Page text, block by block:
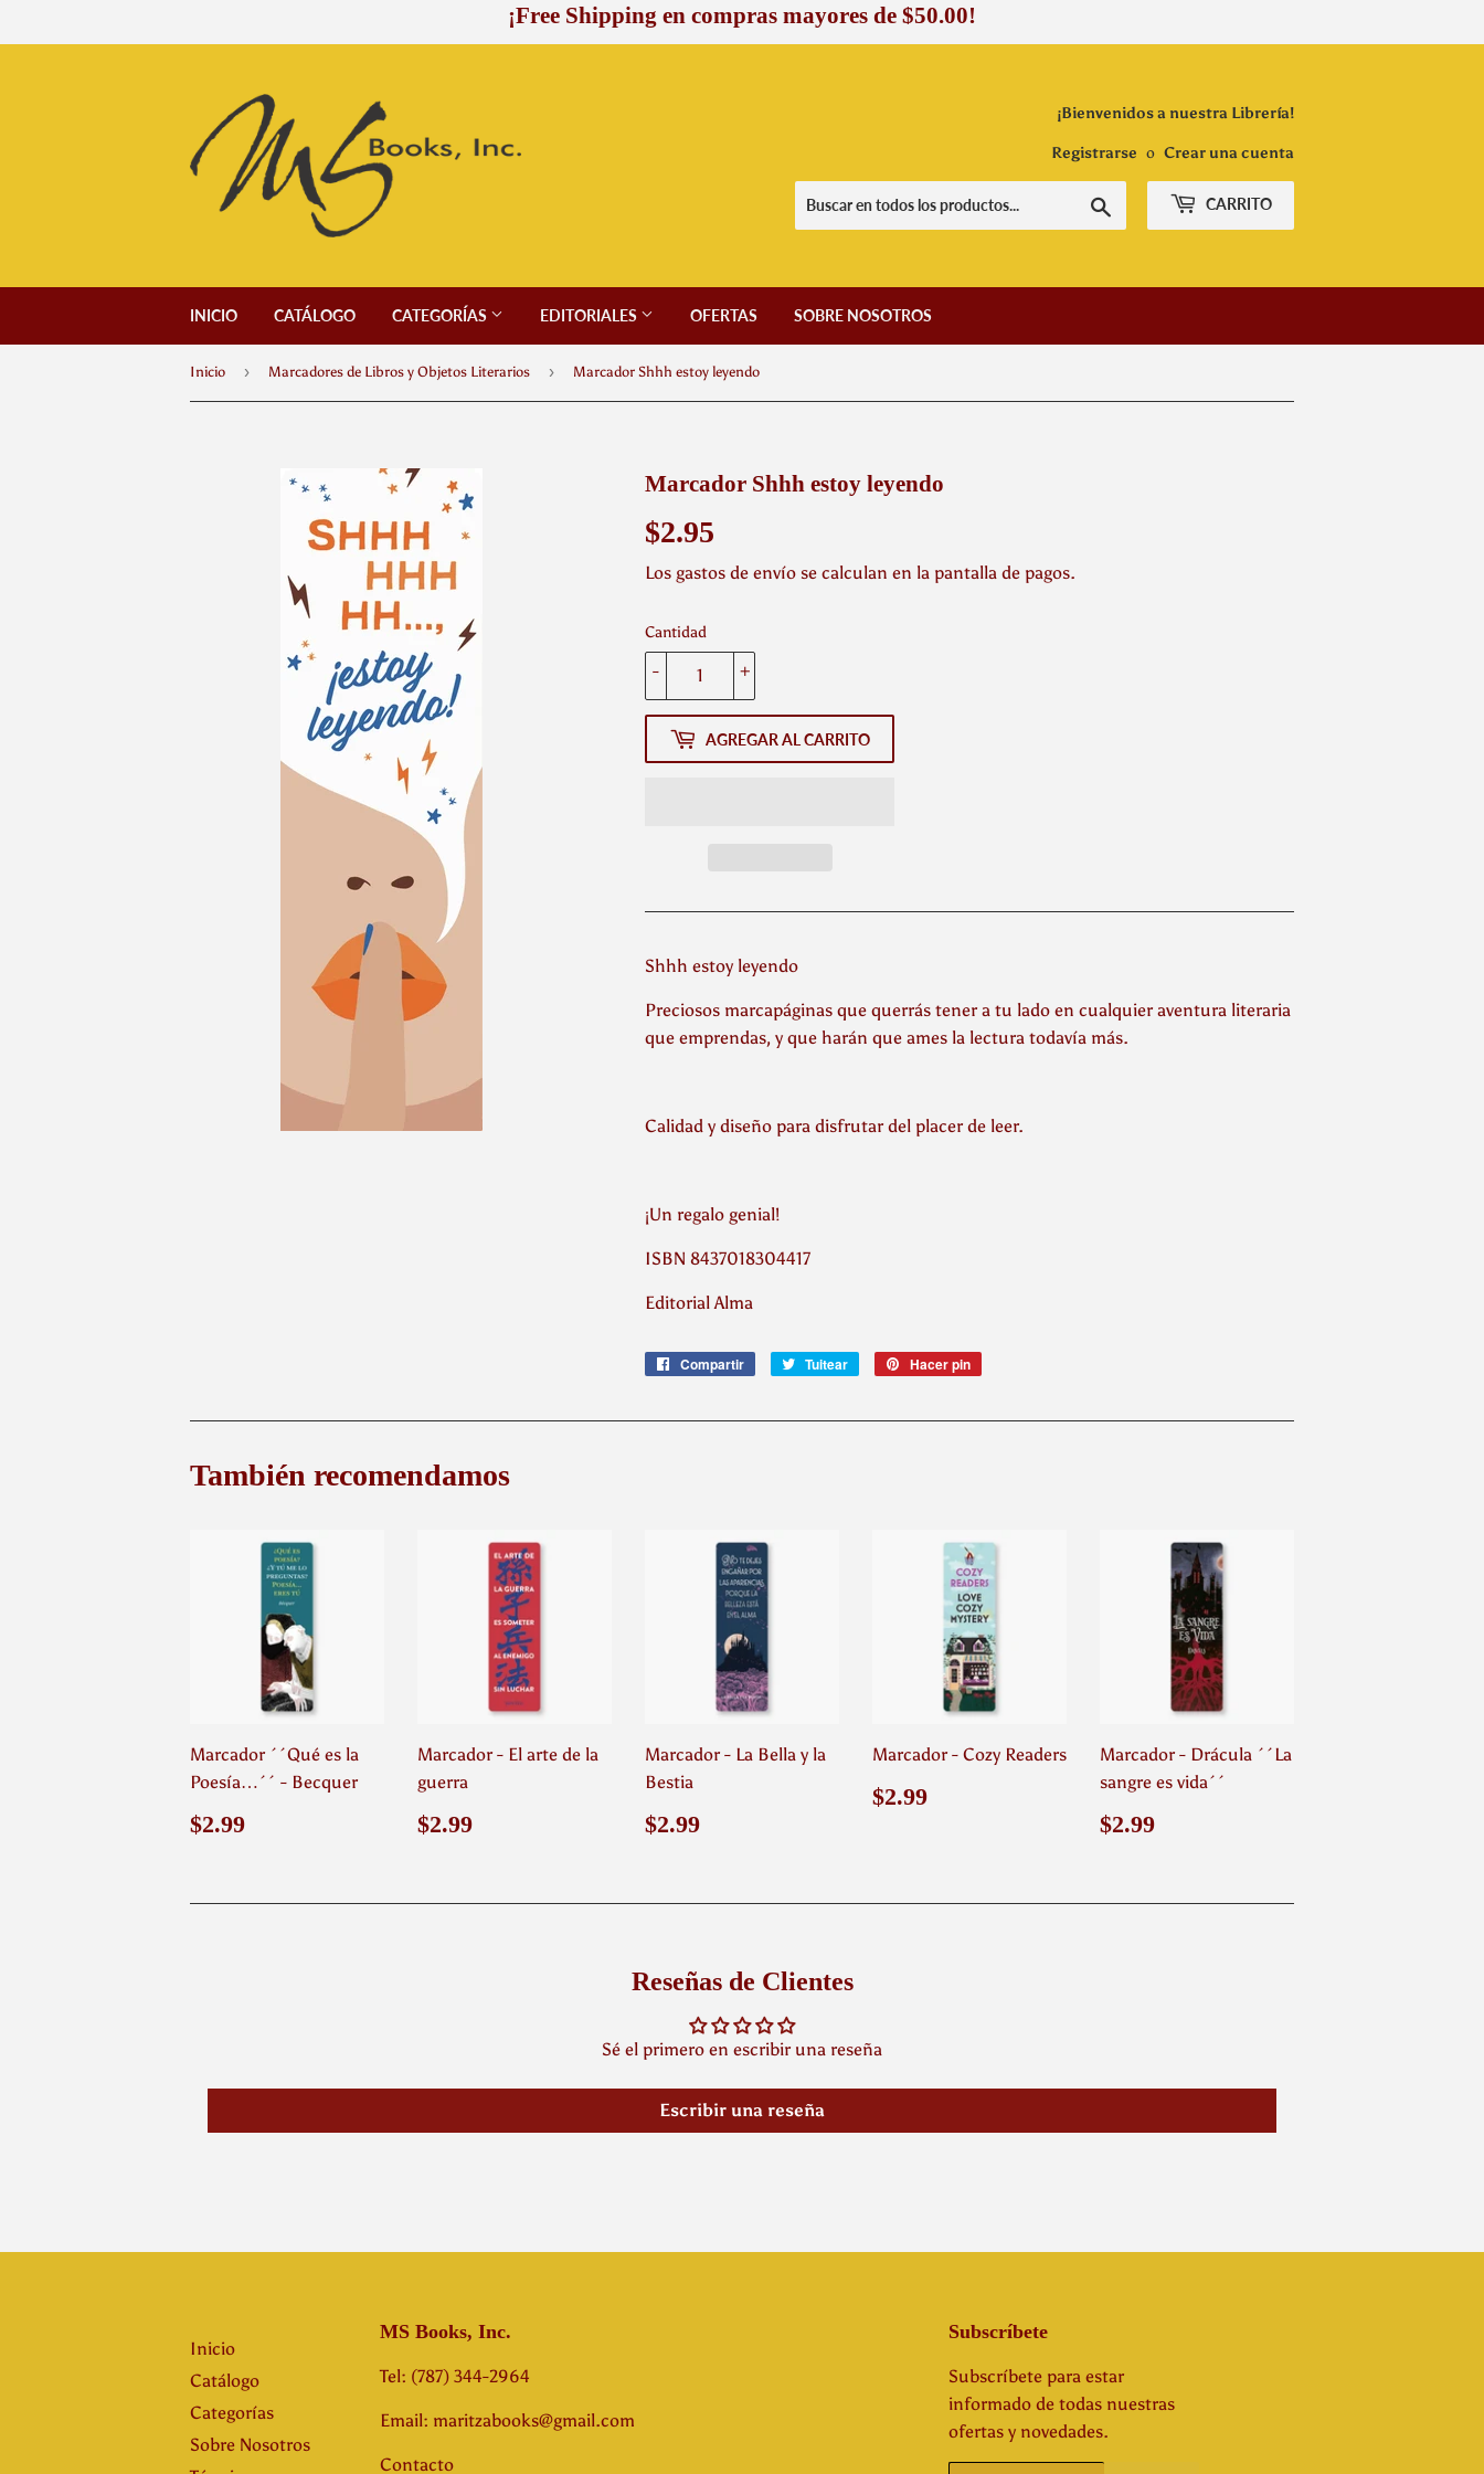
¡Free Shipping en compras mayores de $50.00!
¡Bienvenidos a nuestra Librería!
Registrarse o Crear una cuenta
CARRITO
INICIO CATÁLOGO CATEGORÍAS EDITORIALES OFERTAS SOBRE NOSOTROS
Inicio › Marcadores de Libros y Objetos Literarios › Marcador Shhh estoy leyendo
Marcador Shhh estoy leyendo
$2.95
Los gastos de envío se calculan en la pantalla de pagos.
Cantidad
+
-
AGREGAR AL CARRITO
Shhh estoy leyendo
Preciosos marcapáginas que querrás tener a tu lado en cualquier aventura literaria
que emprendas, y que harán que ames la lectura todavía más.
Calidad y diseño para disfrutar del placer de leer.
¡Un regalo genial!
ISBN 8437018304417
Editorial Alma
Compartir
CompartirTuitear
Tuitear Hacer pin
También recomendamos
Marcador ´´Qué es la
Poesía…´´ - Becquer
Precio
$2.99
Marcador - El arte de la
guerra
Precio
$2.99
Marcador - La Bella y la
Bestia
Precio
$2.99
Marcador - Cozy Readers
Precio
$2.99
Marcador - Drácula ´´La
sangre es vida´´
Precio
$2.99
Reseñas de Clientes
Sé el primero en escribir una reseña
Escribir una reseña
Inicio
Catálogo
Categorías
Sobre Nosotros
MS Books, Inc.
Tel: (787) 344-2964
Email: maritzabooks@gmail.com
Contacto
Subscríbete
Subscríbete para estar
informado de todas nuestras
ofertas y novedades.